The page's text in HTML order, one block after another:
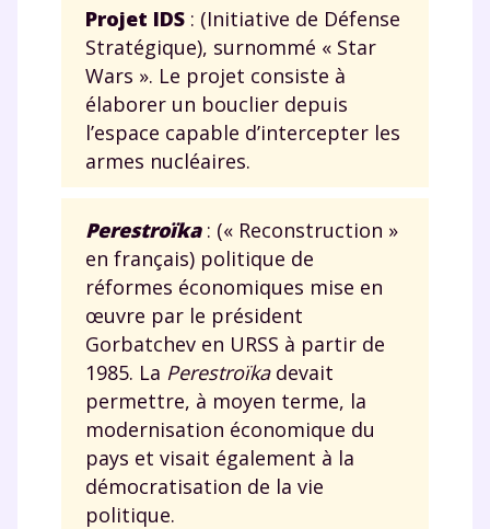
Projet IDS : (Initiative de Défense
Stratégique), surnommé « Star
Wars ». Le projet consiste à
élaborer un bouclier depuis
l’espace capable d’intercepter les
armes nucléaires.
Perestroïka: (« Reconstruction »
en français) politique de
réformes économiques mise en
œuvre par le président
Gorbatchev en URSS à partir de
1985. La Perestroïkadevait
permettre, à moyen terme, la
modernisation économique du
pays et visait également à la
démocratisation de la vie
politique.